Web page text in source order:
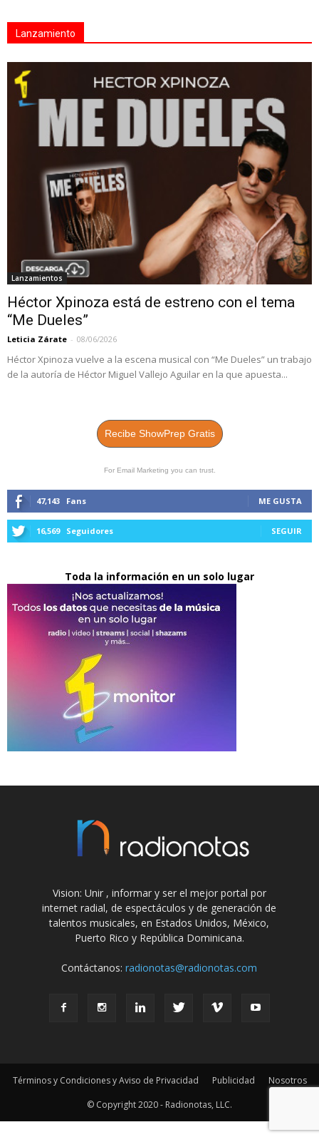
Lanzamiento
Lanzamientos
Héctor Xpinoza está de estreno con el tema
“Me Dueles”
Leticia Zárate - 08/06/2026
Héctor Xpinoza vuelve a la escena musical con “Me Dueles” un trabajo
de la autoría de Héctor Miguel Vallejo Aguilar en la que apuesta...
Recibe ShowPrep Gratis
For Email Marketing you can trust.
47,143 Fans ME GUSTA
16,569 Seguidores SEGUIR
Toda la información en un solo lugar
Vision: Unir , informar y ser el mejor portal por
internet radial, de espectáculos y de generación de
talentos musicales, en Estados Unidos, México,
Puerto Rico y República Dominicana.
Contáctanos:radionotas@radionotas.com
Términos y Condiciones y Aviso de Privacidad Publicidad
Nosotros
© Copyright 2020 - Radionotas, LLC.